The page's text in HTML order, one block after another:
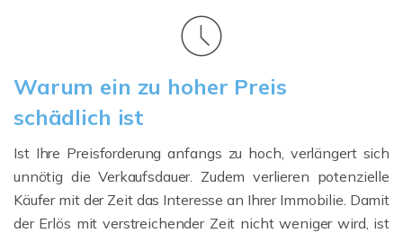
Warum ein zu hoher Preis
schädlich ist
Ist Ihre Preisforderung anfangs zu hoch, verlängert sich
unnötig die Verkaufsdauer. Zudem verlieren potenzielle
Käufer mit der Zeit das Interesse an Ihrer Immobilie. Damit
der Erlös mit verstreichender Zeit nicht weniger wird, ist